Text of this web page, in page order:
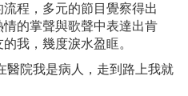
程，多元的節目覺察得出
的掌聲與歌聲中表達出肯
我，幾度淚水盈眶。
院我是病人，走到路上我就